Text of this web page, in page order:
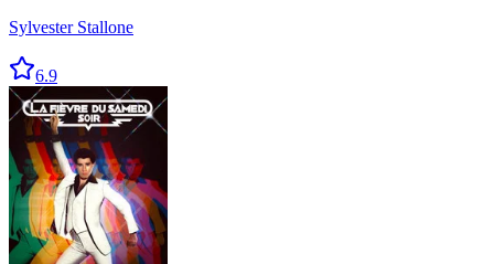
Sylvester Stallone
6.9